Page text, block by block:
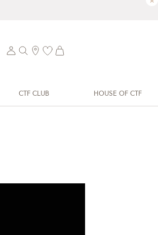
CTF CLUB HOUSE OF CTF